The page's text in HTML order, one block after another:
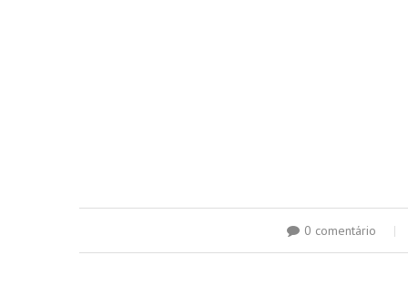
0 comentário